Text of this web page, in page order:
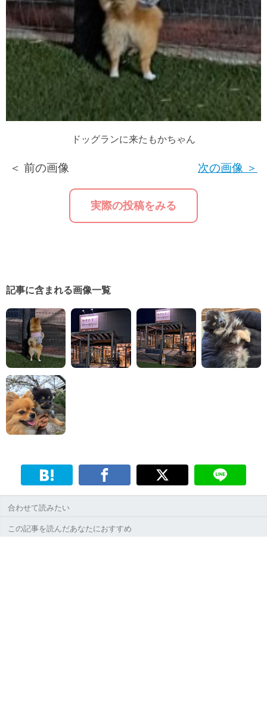
ドッグランに来たもかちゃん
＜ 前の画像
実際の投稿をみる
次の画像 ＞
記事に含まれる画像一覧
合わせて読みたい
この記事を読んだあなたにおすすめ